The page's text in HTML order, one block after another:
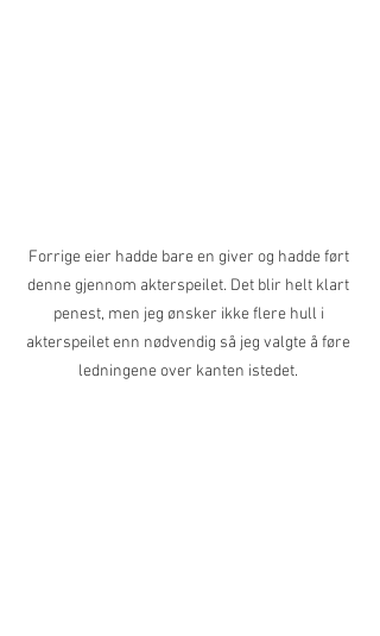
Forrige eier hadde bare en giver og hadde ført
denne gjennom akterspeilet. Det blir helt klart
penest, men jeg ønsker ikke flere hull i
akterspeilet enn nødvendig så jeg valgte å føre
ledningene over kanten istedet.